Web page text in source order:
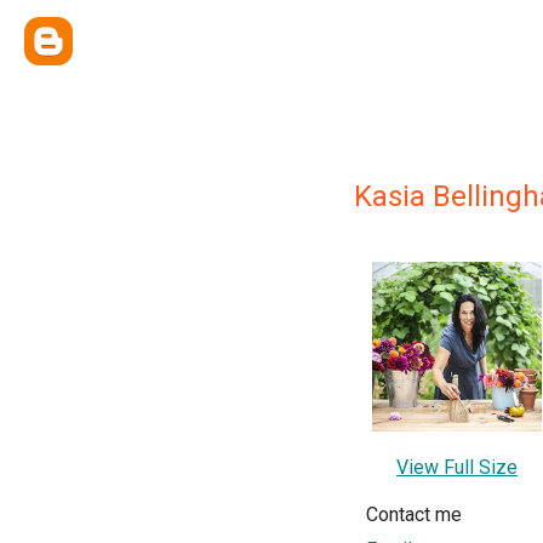
Kasia
View Full Size
Contact me